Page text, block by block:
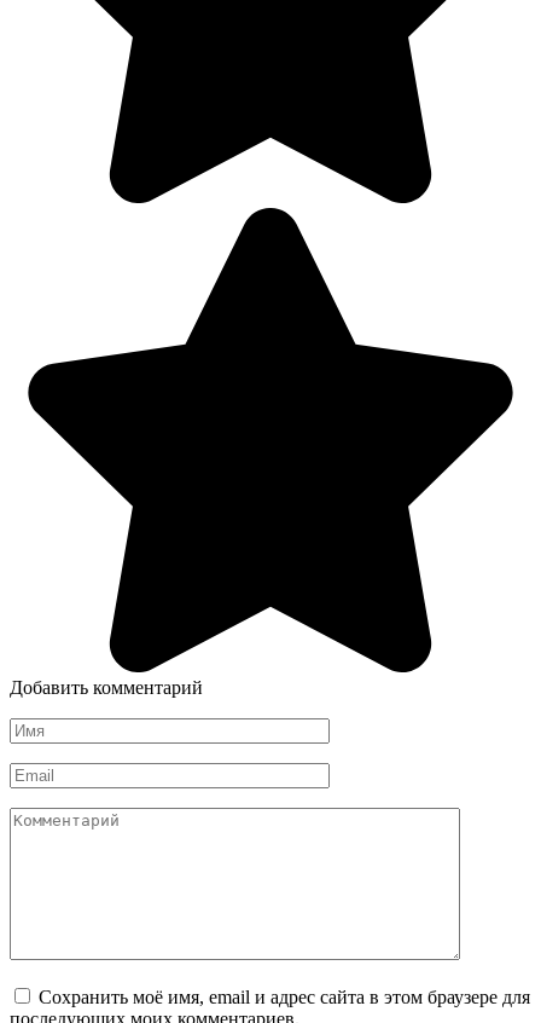
Добавить комментарий
Имя
*
Email
*
Комментарий
Сохранить моё имя, email и адрес сайта в этом браузере для
последующих моих комментариев.